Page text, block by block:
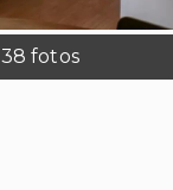
38 fotos